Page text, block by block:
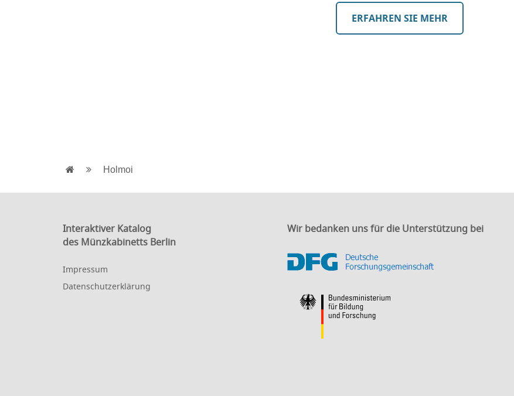
ERFAHREN SIE MEHR
Holmoi
Interaktiver Katalog
des Münzkabinetts Berlin
Impressum
Datenschutzerklärung
Wir bedanken uns für die Unterstützung bei